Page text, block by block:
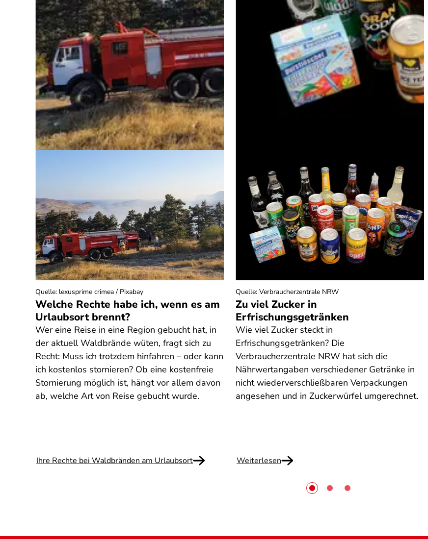
Welche Rechte habe ich, wenn es am
Urlaubsort brennt?
Wer eine Reise in eine Region gebucht hat, in
der aktuell Waldbrände wüten, fragt sich zu
Recht: Muss ich trotzdem hinfahren – oder kann
ich kostenlos stornieren? Ob eine kostenfreie
Stornierung möglich ist, hängt vor allem davon
ab, welche Art von Reise gebucht wurde.
Ihre Rechte bei Waldbränden am Urlaubsort
Quelle: lexusprime crimea / Pixabay
Zu viel Zucker in
Erfrischungsgetränken
Wie viel Zucker steckt in
Erfrischungsgetränken? Die
Verbraucherzentrale NRW hat sich die
Nährwertangaben verschiedener Getränke in
nicht wiederverschließbaren Verpackungen
angesehen und in Zuckerwürfel umgerechnet.
Weiterlesen
Quelle: Verbraucherzentrale NRW